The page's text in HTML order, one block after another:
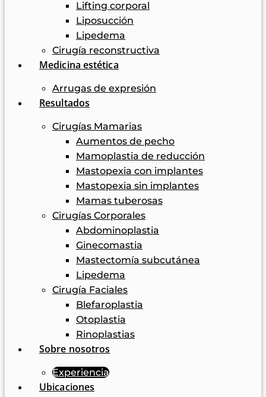
Lifting corporal
Liposucción
Lipedema
Cirugía reconstructiva
Medicina estética
Arrugas de expresión
Resultados
Cirugías Mamarias
Aumentos de pecho
Mamoplastia de reducción
Mastopexia con implantes
Mastopexia sin implantes
Mamas tuberosas
Cirugías Corporales
Abdominoplastia
Ginecomastia
Mastectomía subcutánea
Lipedema
Cirugía Faciales
Blefaroplastia
Otoplastia
Rinoplastias
Sobre nosotros
Experiencia
Ubicaciones